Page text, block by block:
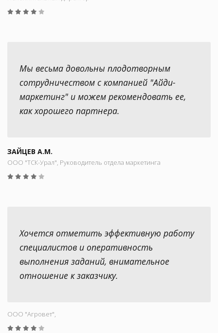
Мы весьма довольны плодотворным
сотрудничеством с компанией "Айди-
маркетинг" и можем рекомендовать ее,
как хорошего партнера.
ЗАЙЦЕВ А.М.
ООО "ТСК-Урал", Руководитель отдела маркетинга
Хочется отметить эффективную работу
специалистов и оперативность
выполнения заданий, внимательное
отношение к заказчику.
ООО "Aгровет",